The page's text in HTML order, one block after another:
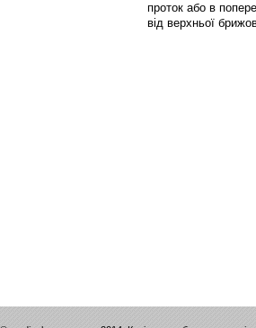
проток або в
від верхньої